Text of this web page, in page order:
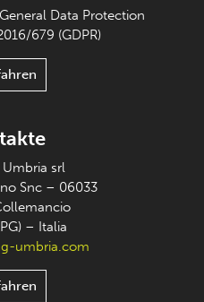
Data Protection
679 (GDPR)
srl
Snc – 06033
– Italia
umbria.com